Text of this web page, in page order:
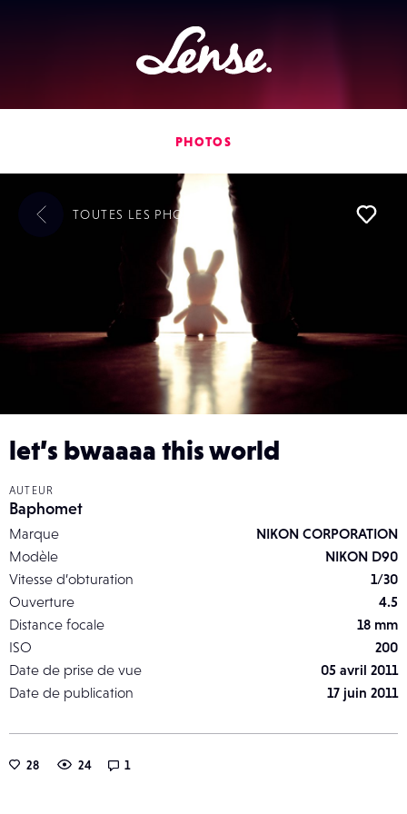
Lense
PHOTOS
let’s bwaaaa this world
AUTEUR
Baphomet
Marque
NIKON CORPORATION
Modèle
NIKON D90
Vitesse d’obturation
1/30
Ouverture
4.5
Distance focale
18 mm
ISO
200
Date de prise de vue
05 avril 2011
Date de publication
17 juin 2011
28 24 1
TOUTES LES PHOTOS